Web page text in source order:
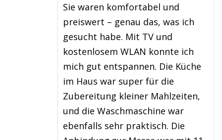
Sie waren komfortabel und
preiswert – genau das, was ich
gesucht habe. Mit TV und
kostenlosem WLAN konnte ich
mich gut entspannen. Die Küche
im Haus war super für die
Zubereitung kleiner Mahlzeiten,
und die Waschmaschine war
ebenfalls sehr praktisch. Die